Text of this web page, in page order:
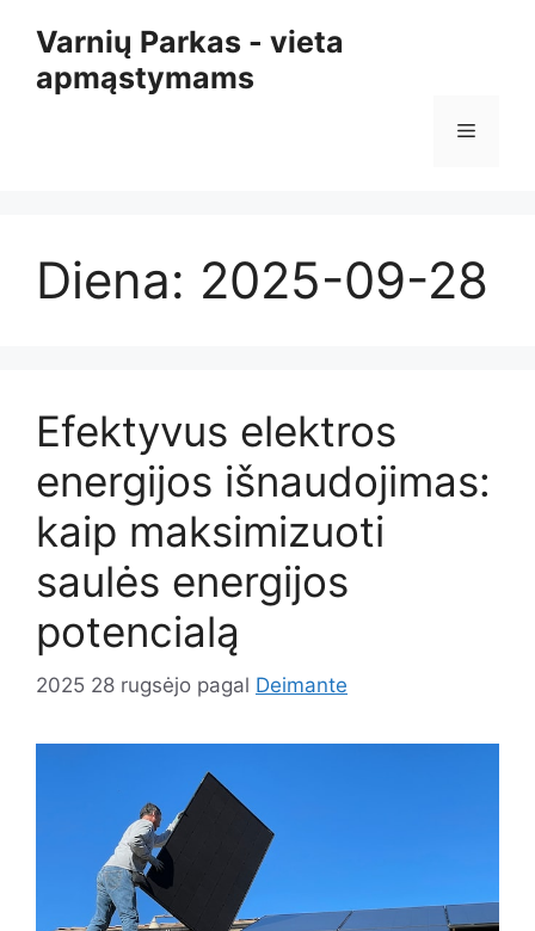
turinio
Varnių Parkas - vieta
apmąstymams
Meniu
Diena: 2025-09-28
Efektyvus elektros
energijos išnaudojimas:
kaip maksimizuoti
saulės energijos
potencialą
2025 28 rugsėjo pagal Deimante